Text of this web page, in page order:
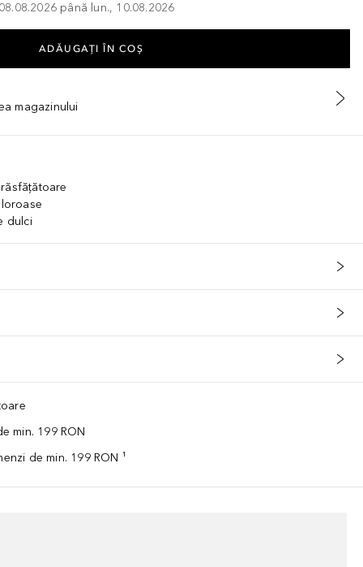
până lun., 10.08.2026
ADĂUGAȚI ÎN COŞ
magazinului
dulci
min. 199 RON
de min. 199 RON ¹